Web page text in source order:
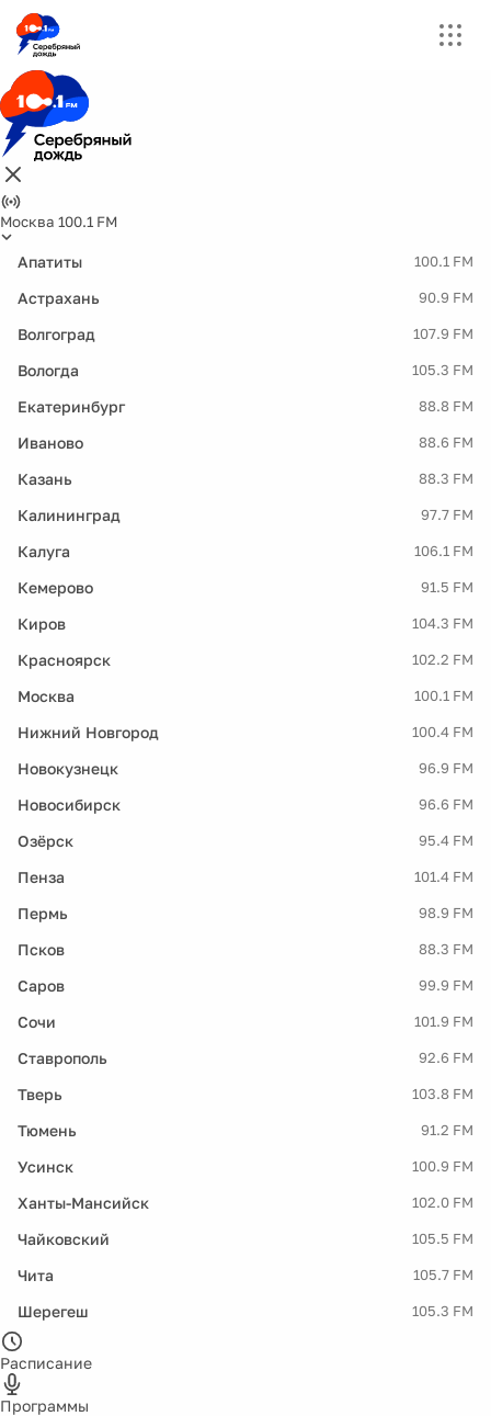
Москва 100.1 FM
Апатиты 100.1 FM
Астрахань 90.9 FM
Волгоград 107.9 FM
Вологда 105.3 FM
Екатеринбург 88.8 FM
Иваново 88.6 FM
Казань 88.3 FM
Калининград 97.7 FM
Калуга 106.1 FM
Кемерово 91.5 FM
Киров 104.3 FM
Красноярск 102.2 FM
Москва 100.1 FM
Нижний Новгород 100.4 FM
Новокузнецк 96.9 FM
Новосибирск 96.6 FM
Озёрск 95.4 FM
Пенза 101.4 FM
Пермь 98.9 FM
Псков 88.3 FM
Саров 99.9 FM
Сочи 101.9 FM
Ставрополь 92.6 FM
Тверь 103.8 FM
Тюмень 91.2 FM
Усинск 100.9 FM
Ханты-Мансийск 102.0 FM
Чайковский 105.5 FM
Чита 105.7 FM
Шерегеш 105.3 FM
Расписание
Программы